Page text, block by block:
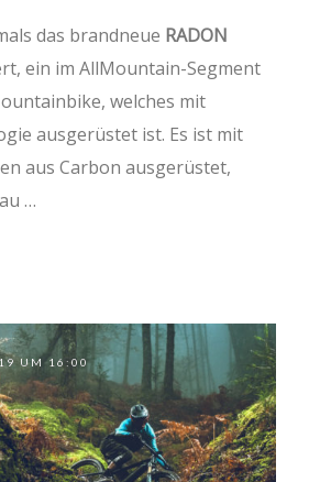
das brandneue RADON
ein im AllMountain-Segment
welches mit
ausgerüstet ist. Es ist mit
aus Carbon ausgerüstet,
…
UM 16:00